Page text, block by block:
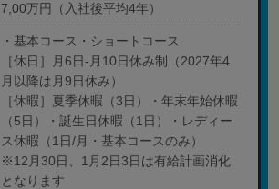
7,00万円（入社後平均4年）
・基本コース・ショートコース
［休日］月6日-月10日休み制（2027年4
月以降は月9日休み）
［休暇］夏季休暇（3日）・年末年始休暇
（5日）・誕生日休暇（1日）・レディー
ス休暇（1日/月・基本コースのみ）
※12月30日、1月2日3日は有給計画消化
となります